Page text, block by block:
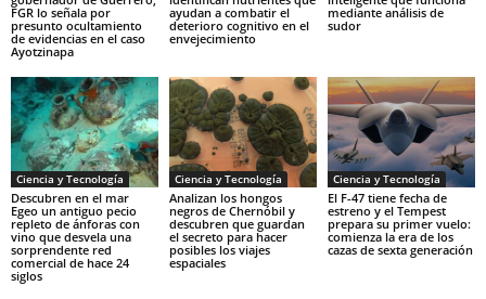
FGR lo señala por
presunto ocultamiento
de evidencias en el caso
Ayotzinapa
ayudan a combatir el
deterioro cognitivo en el
envejecimiento
mediante análisis de
sudor
Ciencia y Tecnología
Descubren en el mar
Egeo un antiguo pecio
repleto de ánforas con
vino que desvela una
sorprendente red
comercial de hace 24
siglos
Ciencia y Tecnología
Analizan los hongos
negros de Chernóbil y
descubren que guardan
el secreto para hacer
posibles los viajes
espaciales
Ciencia y Tecnología
El F-47 tiene fecha de
estreno y el Tempest
prepara su primer vuelo:
comienza la era de los
cazas de sexta generación